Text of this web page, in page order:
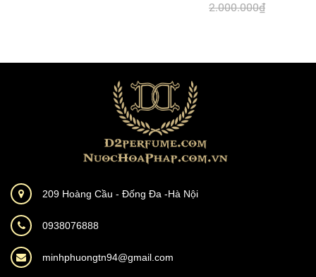
2.000.000₫
209 Hoàng Cầu - Đống Đa -Hà Nội
0938076888
minhphuongtn94@gmail.com